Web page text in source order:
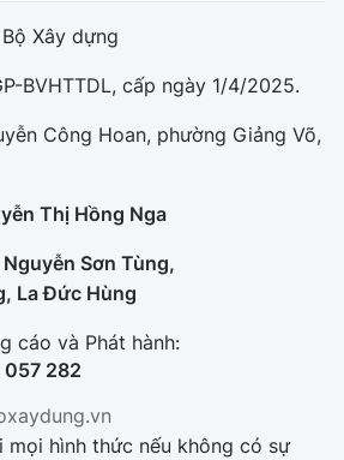
Xây dựng
BVHTTDL, cấp ngày 1/4/2025.
Công Hoan, phường Giảng Võ,
Thị Hồng Nga
Nguyễn Sơn Tùng,
La Đức Hùng
cáo và Phát hành:
057 282
mọi hình thức nếu không có sự